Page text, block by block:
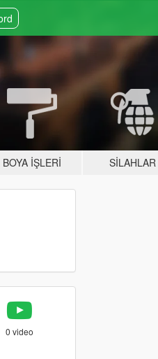
BOYA İŞLERI SILAHLAR
0 video